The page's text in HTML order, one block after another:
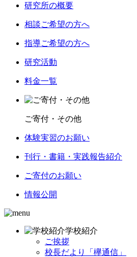
研究所の概要
相談ご希望の方へ
指導ご希望の方へ
研究活動
料金一覧
ご寄付・その他
体験実習のお願い
刊行・書籍・実践報告紹介
ご寄付のお願い
情報公開
学校紹介
ご挨拶
校長だより「欅通信」